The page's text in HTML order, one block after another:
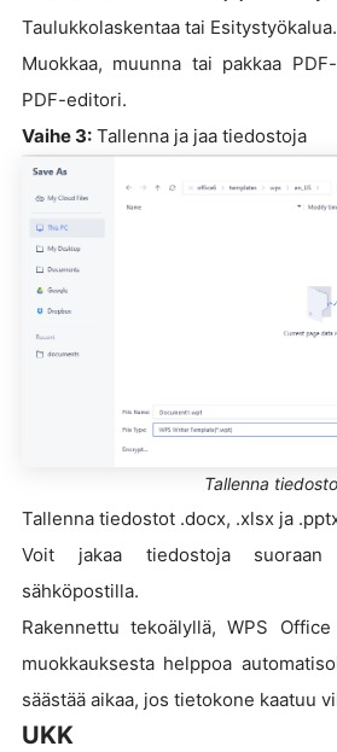
Taulukkolaskentaa tai Esitystyökalua.
Muokkaa, muunna tai pakkaa
PDF-editori.
Vaihe 3: Tallenna ja jaa tiedostoja
Tallenna tiedosto
Tallenna tiedostot .docx, .xlsx ja
Voit jakaa tiedostoja
sähköpostilla.
Rakennettu tekoälyllä, WPS
muokkauksesta helppoa
säästää aikaa, jos tietokone kaatuu
UKK